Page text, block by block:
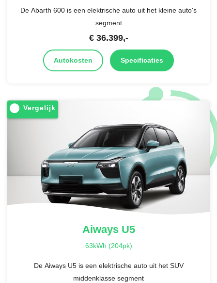
De Abarth 600 is een elektrische auto uit het kleine auto's
segment
€ 36.399,-
Autokosten Specificaties
Vergelijk
AiwaysU5
63kWh (204pk)
De Aiways U5 is een elektrische auto uit het SUV
middenklasse segment